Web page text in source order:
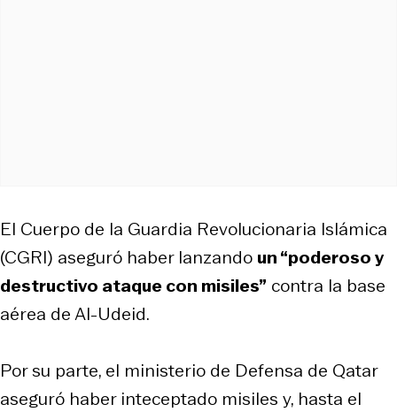
El Cuerpo de la Guardia Revolucionaria Islámica
(CGRI) aseguró haber lanzando un “poderoso y
destructivo ataque con misiles” contra la base
aérea de Al-Udeid.
Por su parte, el ministerio de Defensa de Qatar
aseguró haber inteceptado misiles y, hasta el